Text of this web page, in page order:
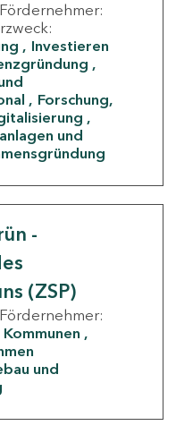
Fördernehmer:
Investieren
Forschung,
und
-
(ZSP)
Fördernehmer:
Kommunen
und